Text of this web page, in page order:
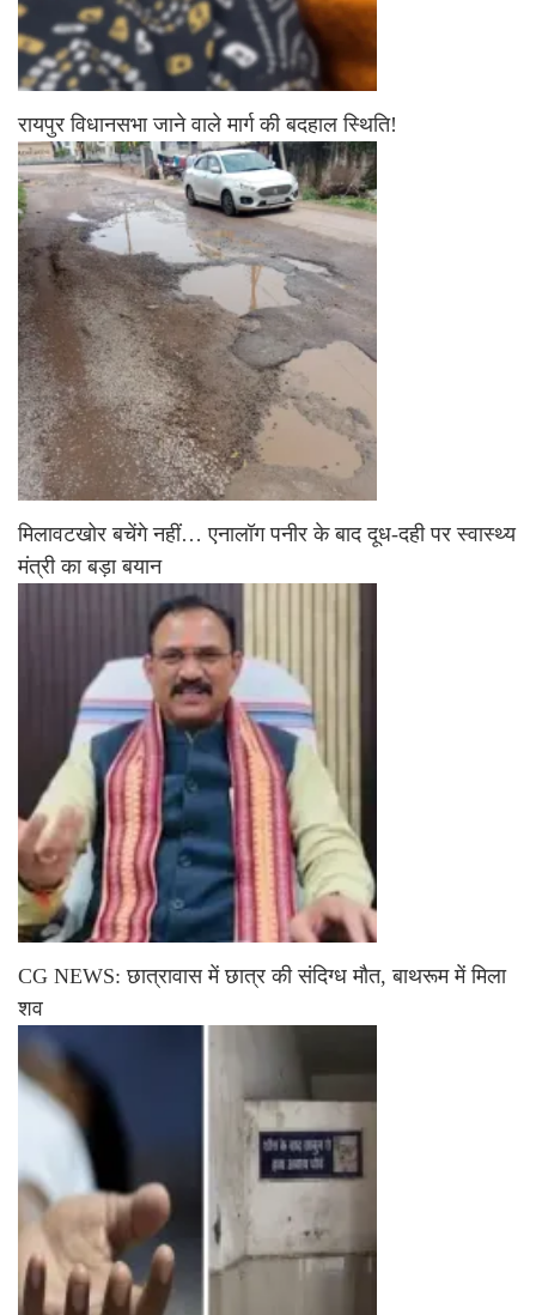
रायपुर विधानसभा जाने वाले मार्ग की बदहाल स्थिति!
मिलावटखोर बचेंगे नहीं… एनालॉग पनीर के बाद दूध-दही पर स्वास्थ्य
मंत्री का बड़ा बयान
CG NEWS: छात्रावास में छात्र की संदिग्ध मौत, बाथरूम में मिला
शव